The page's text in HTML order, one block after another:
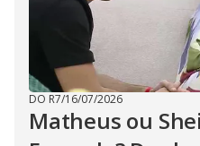
DO R7/16/07/2026
Matheus ou